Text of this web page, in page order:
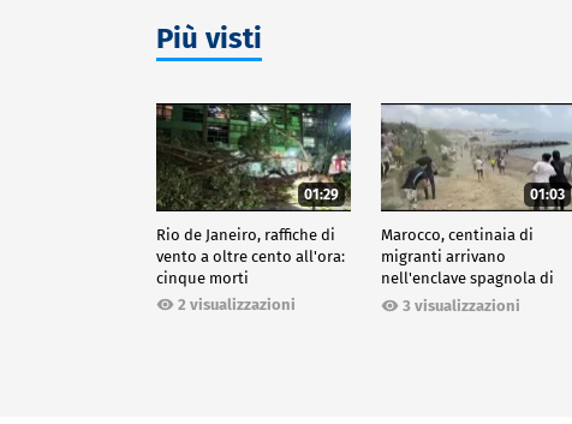
Più visti
01:29
Rio de Janeiro, raffiche di
vento a oltre cento all'ora:
cinque morti
2 visualizzazioni
01:03
Marocco, centinaia di
migranti arrivano
nell'enclave spagnola di
Ceuta3 visualizzazioni